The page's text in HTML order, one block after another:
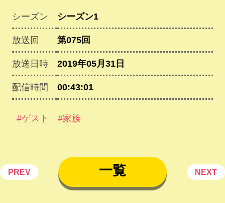
シーズン シーズン1
放送回 第075回
放送日時 2019年05月31日
配信時間 00:43:01
#ゲスト #家族
PREV 一覧 NEXT